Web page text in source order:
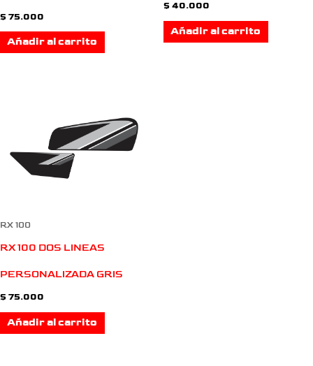
$ 75.000
Añadir al carrito
$ 40.000
Añadir al carrito
RX 100
RX 100 DOS LINEAS
PERSONALIZADA GRIS
$ 75.000
Añadir al carrito